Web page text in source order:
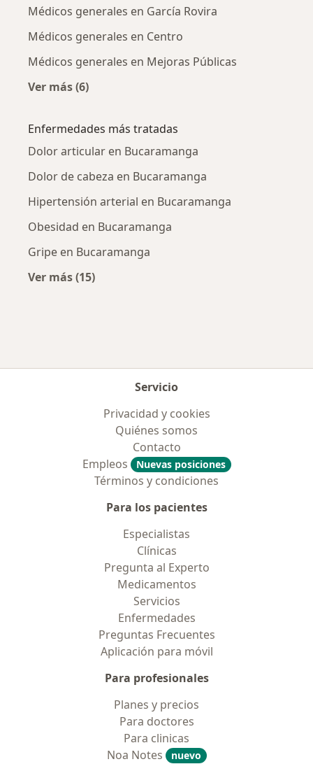
Médicos generales en García Rovira
Médicos generales en Centro
Médicos generales en Mejoras Públicas
Ver más (6)
Enfermedades más tratadas
Dolor articular en Bucaramanga
Dolor de cabeza en Bucaramanga
Hipertensión arterial en Bucaramanga
Obesidad en Bucaramanga
Gripe en Bucaramanga
Ver más (15)
Servicio
Privacidad y cookies
Quiénes somos
Contacto
Empleos
Nuevas posiciones
Términos y condiciones
Para los pacientes
Especialistas
Clínicas
Pregunta al Experto
Medicamentos
Servicios
Enfermedades
Preguntas Frecuentes
Aplicación para móvil
Para profesionales
Planes y precios
Para doctores
Para clinicas
Noa Notes
nuevo